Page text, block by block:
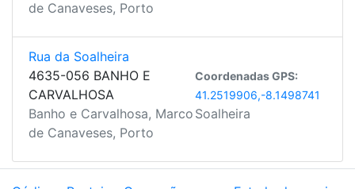
de Canaveses, Porto
Rua da Soalheira
4635-056 BANHO E
CARVALHOSA
Banho e Carvalhosa, Marco
de Canaveses, Porto
Coordenadas GPS:
41.2519906,-8.1498741
Soalheira